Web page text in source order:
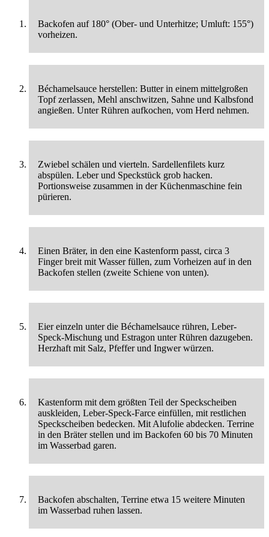
Backofen auf 180° (Ober- und Unterhitze; Umluft: 155°)
vorheizen.
Béchamelsauce herstellen: Butter in einem mittelgroßen
Topf zerlassen, Mehl anschwitzen, Sahne und Kalbsfond
angießen. Unter Rühren aufkochen, vom Herd nehmen.
Zwiebel schälen und vierteln. Sardellenfilets kurz
abspülen. Leber und Speckstück grob hacken.
Portionsweise zusammen in der Küchenmaschine fein
pürieren.
Einen Bräter, in den eine Kastenform passt, circa 3
Finger breit mit Wasser füllen, zum Vorheizen auf in den
Backofen stellen (zweite Schiene von unten).
Eier einzeln unter die Béchamelsauce rühren, Leber-
Speck-Mischung und Estragon unter Rühren dazugeben.
Herzhaft mit Salz, Pfeffer und Ingwer würzen.
Kastenform mit dem größten Teil der Speckscheiben
auskleiden, Leber-Speck-Farce einfüllen, mit restlichen
Speckscheiben bedecken. Mit Alufolie abdecken. Terrine
in den Bräter stellen und im Backofen 60 bis 70 Minuten
im Wasserbad garen.
Backofen abschalten, Terrine etwa 15 weitere Minuten
im Wasserbad ruhen lassen.